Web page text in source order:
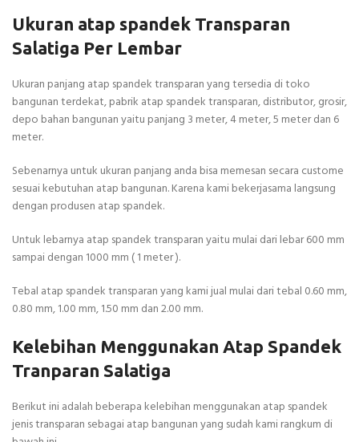
Ukuran atap spandek Transparan
Salatiga Per Lembar
Ukuran panjang atap spandek transparan yang tersedia di toko
bangunan terdekat, pabrik atap spandek transparan, distributor, grosir,
depo bahan bangunan yaitu panjang 3 meter, 4 meter, 5 meter dan 6
meter.
Sebenarnya untuk ukuran panjang anda bisa memesan secara custome
sesuai kebutuhan atap bangunan. Karena kami bekerjasama langsung
dengan produsen atap spandek.
Untuk lebarnya atap spandek transparan yaitu mulai dari lebar 600 mm
sampai dengan 1000 mm ( 1 meter ).
Tebal atap spandek transparan yang kami jual mulai dari tebal 0.60 mm,
0.80 mm, 1.00 mm, 1.50 mm dan 2.00 mm.
Kelebihan Menggunakan Atap Spandek
Tranparan Salatiga
Berikut ini adalah beberapa kelebihan menggunakan atap spandek
jenis transparan sebagai atap bangunan yang sudah kami rangkum di